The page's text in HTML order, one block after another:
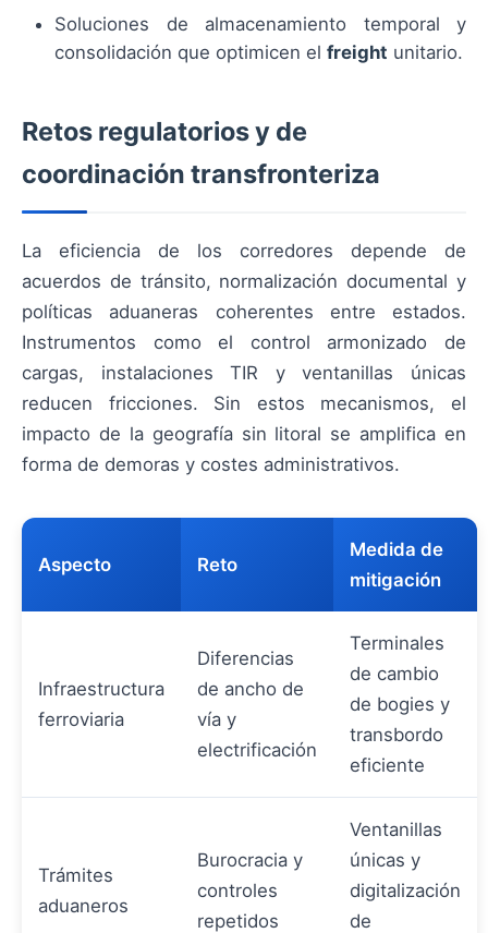
Soluciones de almacenamiento temporal y
consolidación que optimicen el freight unitario.
Retos regulatorios y de
coordinación transfronteriza
La eficiencia de los corredores depende de
acuerdos de tránsito, normalización documental y
políticas aduaneras coherentes entre estados.
Instrumentos como el control armonizado de
cargas, instalaciones TIR y ventanillas únicas
reducen fricciones. Sin estos mecanismos, el
impacto de la geografía sin litoral se amplifica en
forma de demoras y costes administrativos.
Aspecto Reto
Medida de
mitigación
Infraestructura
ferroviaria
Diferencias
de ancho de
vía y
electrificación
Terminales
de cambio
de bogies y
transbordo
eficiente
Trámites
aduaneros
Burocracia y
controles
repetidos
Ventanillas
únicas y
digitalización
de